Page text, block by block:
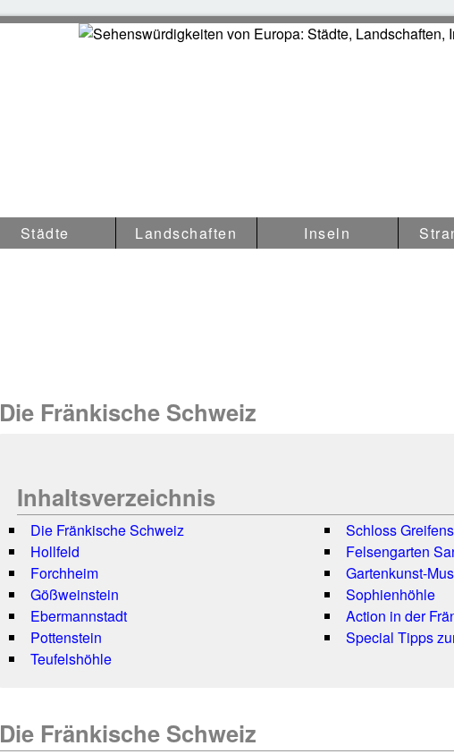
Sehenswürdigkeiten in
Städte Landschaften Inseln
Die Fränkische Schweiz
Inhaltsverzeichnis
Die Fränkische Schweiz
Hollfeld
Forchheim
Gößweinstein
Ebermannstadt
Pottenstein
Teufelshöhle
Schloss
Felsengarten
Gartenkunst-
Sophienhöhle
Action in der
Special Tipps
Die Fränkische Schweiz